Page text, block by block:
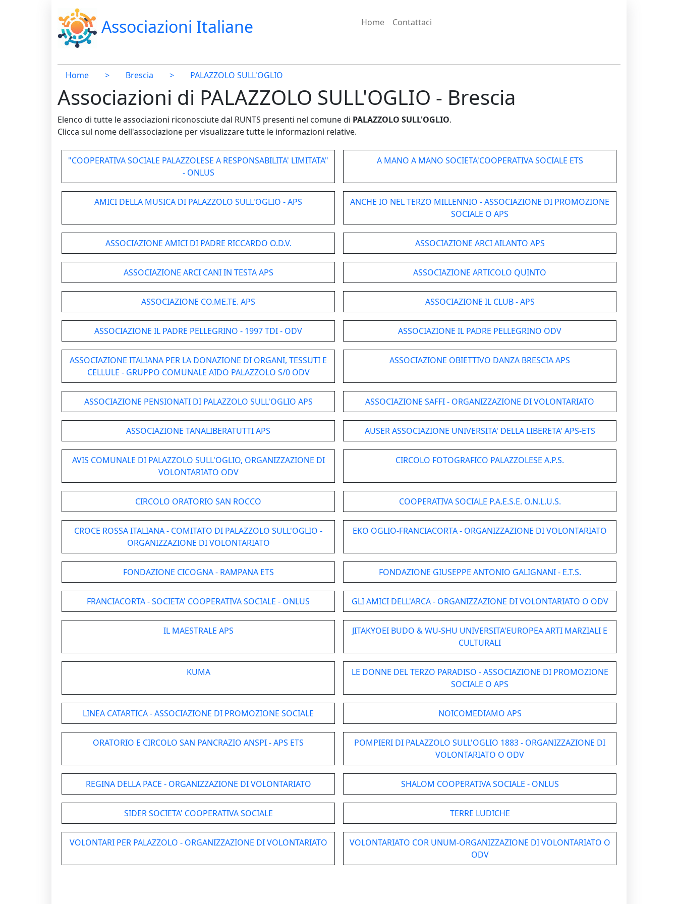
Associazioni Italiane Home Contattaci
Home > Brescia > PALAZZOLO SULL'OGLIO
Associazioni di PALAZZOLO SULL'OGLIO - Brescia
Elenco di tutte le associazioni riconosciute dal RUNTS presenti nel comune di PALAZZOLO SULL'OGLIO.
Clicca sul nome dell'associazione per visualizzare tutte le informazioni relative.
"COOPERATIVA SOCIALE PALAZZOLESE A RESPONSABILITA' LIMITATA"
- ONLUS
A MANO A MANO SOCIETA'COOPERATIVA SOCIALE ETS
AMICI DELLA MUSICA DI PALAZZOLO SULL'OGLIO - APS
ANCHE IO NEL TERZO MILLENNIO - ASSOCIAZIONE DI PROMOZIONE
SOCIALE O APS
ASSOCIAZIONE AMICI DI PADRE RICCARDO O.D.V. ASSOCIAZIONE ARCI AILANTO APS
ASSOCIAZIONE ARCI CANI IN TESTA APS ASSOCIAZIONE ARTICOLO QUINTO
ASSOCIAZIONE CO.ME.TE. APS ASSOCIAZIONE IL CLUB - APS
ASSOCIAZIONE IL PADRE PELLEGRINO - 1997 TDI - ODV ASSOCIAZIONE IL PADRE PELLEGRINO ODV
ASSOCIAZIONE ITALIANA PER LA DONAZIONE DI ORGANI, TESSUTI E
CELLULE - GRUPPO COMUNALE AIDO PALAZZOLO S/0 ODV
ASSOCIAZIONE OBIETTIVO DANZA BRESCIA APS
ASSOCIAZIONE PENSIONATI DI PALAZZOLO SULL'OGLIO APS ASSOCIAZIONE SAFFI - ORGANIZZAZIONE DI VOLONTARIATO
ASSOCIAZIONE TANALIBERATUTTI APS AUSER ASSOCIAZIONE UNIVERSITA' DELLA LIBERETA' APS-ETS
AVIS COMUNALE DI PALAZZOLO SULL'OGLIO, ORGANIZZAZIONE DI
VOLONTARIATO ODV
CIRCOLO FOTOGRAFICO PALAZZOLESE A.P.S.
CIRCOLO ORATORIO SAN ROCCO COOPERATIVA SOCIALE P.A.E.S.E. O.N.L.U.S.
CROCE ROSSA ITALIANA - COMITATO DI PALAZZOLO SULL'OGLIO -
ORGANIZZAZIONE DI VOLONTARIATO
EKO OGLIO-FRANCIACORTA - ORGANIZZAZIONE DI VOLONTARIATO
FONDAZIONE CICOGNA - RAMPANA ETS FONDAZIONE GIUSEPPE ANTONIO GALIGNANI - E.T.S.
FRANCIACORTA - SOCIETA' COOPERATIVA SOCIALE - ONLUS GLI AMICI DELL'ARCA - ORGANIZZAZIONE DI VOLONTARIATO O ODV
IL MAESTRALE APS
JITAKYOEI BUDO & WU-SHU UNIVERSITA'EUROPEA ARTI MARZIALI E
CULTURALI
KUMA
LE DONNE DEL TERZO PARADISO - ASSOCIAZIONE DI PROMOZIONE
SOCIALE O APS
LINEA CATARTICA - ASSOCIAZIONE DI PROMOZIONE SOCIALE NOICOMEDIAMO APS
ORATORIO E CIRCOLO SAN PANCRAZIO ANSPI - APS ETS
POMPIERI DI PALAZZOLO SULL'OGLIO 1883 - ORGANIZZAZIONE DI
VOLONTARIATO O ODV
REGINA DELLA PACE - ORGANIZZAZIONE DI VOLONTARIATO SHALOM COOPERATIVA SOCIALE - ONLUS
SIDER SOCIETA' COOPERATIVA SOCIALE TERRE LUDICHE
VOLONTARI PER PALAZZOLO - ORGANIZZAZIONE DI VOLONTARIATO
VOLONTARIATO COR UNUM-ORGANIZZAZIONE DI VOLONTARIATO O
ODV